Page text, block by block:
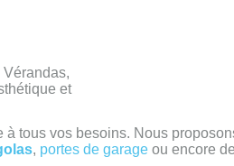
et
tous vos besoins. Nous
, portes de garage ou encore